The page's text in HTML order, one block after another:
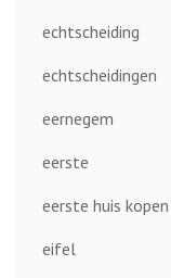
echtscheiding
echtscheidingen
eernegem
eerste
eerste huis kopen
eifel